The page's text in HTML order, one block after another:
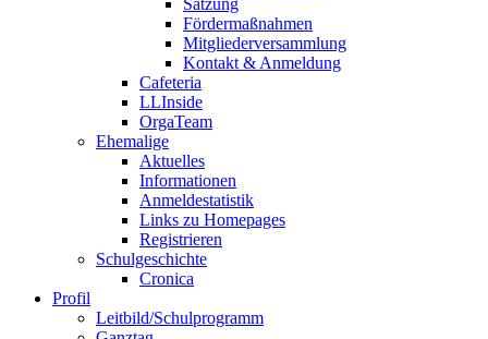
Satzung
Fördermaßnahmen
Mitgliederversammlung
Kontakt & Anmeldung
Cafeteria
LLInside
OrgaTeam
Ehemalige
Aktuelles
Informationen
Anmeldestatistik
Links zu Homepages
Registrieren
Schulgeschichte
Cronica
Profil
Leitbild/Schulprogramm